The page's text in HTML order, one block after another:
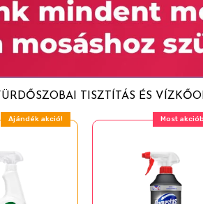
TISZTÍTÁS ÉS
Ajándék akció! Most